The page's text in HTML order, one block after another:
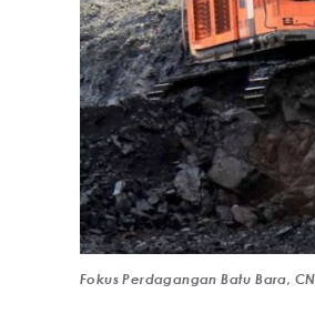
Fokus Perdagangan Batu Bara,